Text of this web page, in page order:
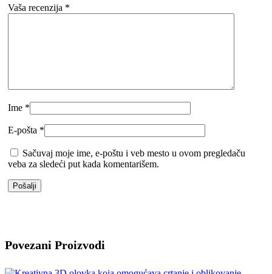
Vaša recenzija *
Ime *
E-pošta *
Sačuvaj moje ime, e-poštu i veb mesto u ovom pregledaču
veba za sledeći put kada komentarišem.
Povezani Proizvodi